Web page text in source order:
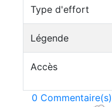
Type d'effort
Légende
Accès
0 Commentaire(s)